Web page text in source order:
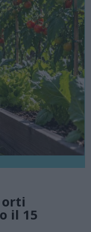
2026
senza